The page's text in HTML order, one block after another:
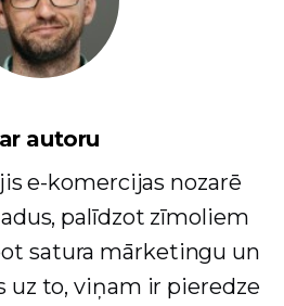
autoru
e-komercijas nozarē
palīdzot zīmoliem
satura mārketingu un
uz to, viņam ir pieredze